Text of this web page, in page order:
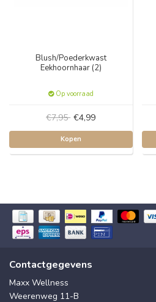
Blush/Poederkwast
Eekhoornhaar (2)
Op voorraad
€7,95 €4,99
Kopen
Contactgegevens
Maxx Wellness
Weerenweg 11-B